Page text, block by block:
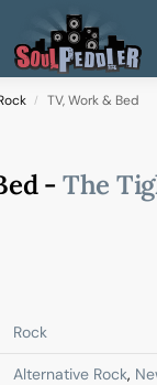
/ TV, Work & Bed
- The
Rock
Alternative Rock,